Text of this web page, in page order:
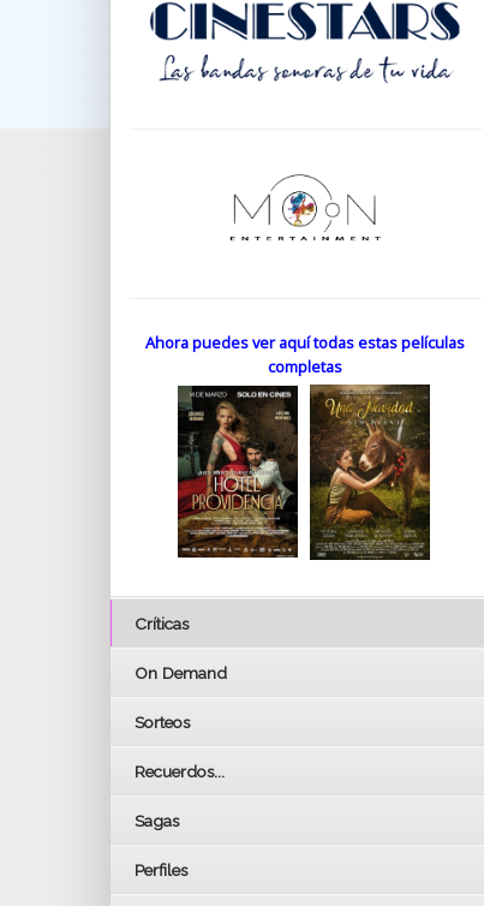
Ahora puedes ver aquí todas estas películas
completas
Críticas
On Demand
Sorteos
Recuerdos...
Sagas
Perfiles